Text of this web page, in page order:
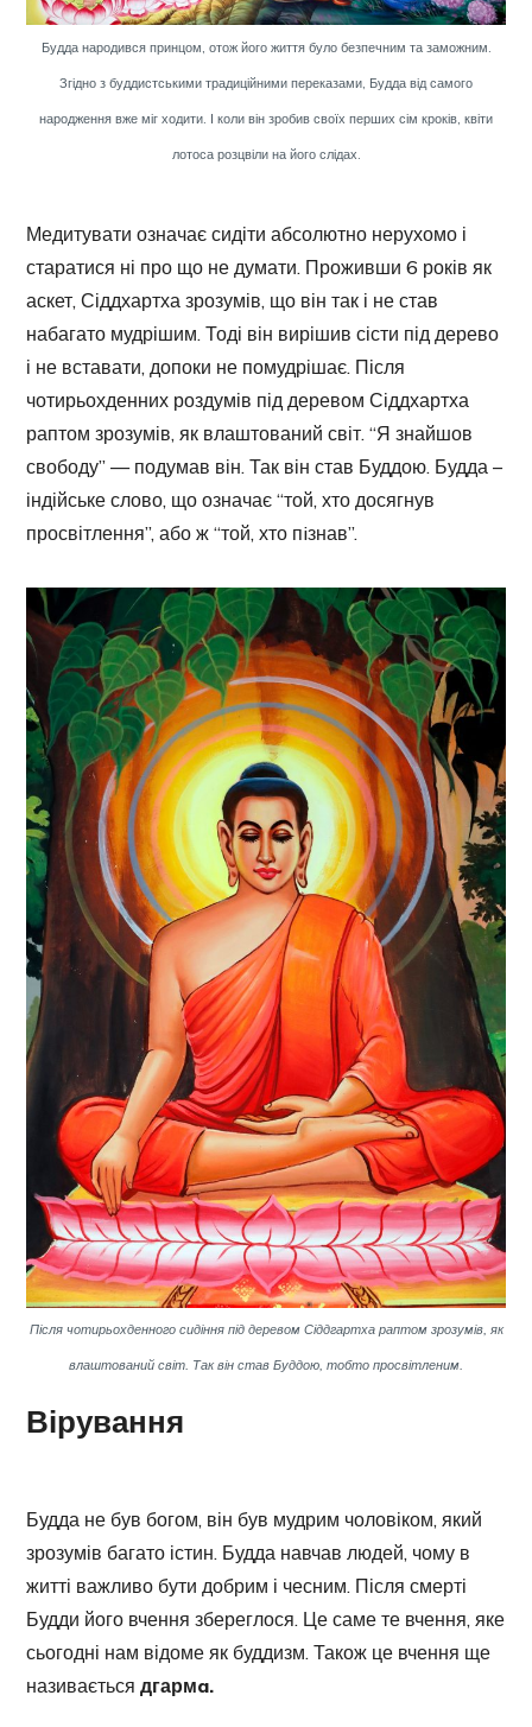
Будда народився принцом, отож його життя було безпечним та заможним.
Згідно з буддистськими традиційними переказами, Будда від самого
народження вже міг ходити. І коли він зробив своїх перших сім кроків, квіти
лотоса розцвіли на його слідах.
Медитувати означає сидіти абсолютно нерухомо і
старатися ні про що не думати. Проживши 6 років як
аскет, Сіддхартха зрозумів, що він так і не став
набагато мудрішим. Тоді він вирішив сісти під дерево
і не вставати, допоки не помудрішає. Після
чотирьохденних роздумів під деревом Сіддхартха
раптом зрозумів, як влаштований світ. “Я знайшов
свободу” — подумав він. Так він став Буддою. Будда –
індійське слово, що означає “той, хто досягнув
просвітлення”, або ж “той, хто пiзнав”.
Після чотирьохденного сидіння під деревом Сіддгартха раптом зрозумів, як
влаштований світ. Так він став Буддою, тобто просвітленим.
Вірування
Будда не був богом, він був мудрим чоловіком, який
зрозумів багато істин. Будда навчав людей, чому в
житті важливо бути добрим і чесним. Після смерті
Будди його вчення збереглося. Це саме те вчення, яке
сьогодні нам відоме як буддизм. Також це вчення ще
називаєтьсядгармa.